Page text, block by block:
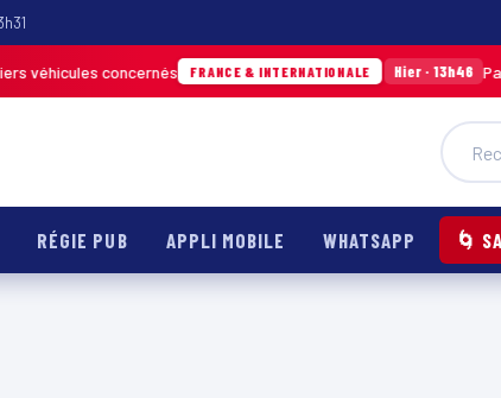
concernés FRANCE & INTERNATIONALE Hier · 13h46 Pas-de-
RÉGIE PUB APPLI MOBILE WHATSAPP 🌀